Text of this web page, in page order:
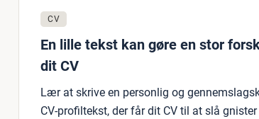
CV
En lille tekst kan gøre en stor
dit CV
Lær at skrive en personlig og
CV-profiltekst, der får dit CV til at slå